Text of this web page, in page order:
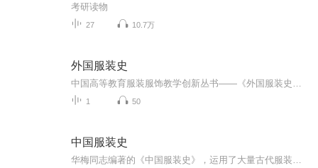
考研读物
27 10.7万
外国服装史
1 50
中国服装史